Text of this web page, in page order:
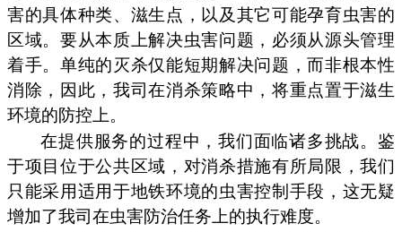
害的具体种类、滋生点，以及其它可能孕育虫害的
区域。要从本质上解决虫害问题，必须从源头管理
着手。单纯的灭杀仅能短期解决问题，而非根本性
消除，因此，我司在消杀策略中，将重点置于滋生
环境的防控上。
在提供服务的过程中，我们面临诸多挑战。鉴
于项目位于公共区域，对消杀措施有所局限，我们
只能采用适用于地铁环境的虫害控制手段，这无疑
增加了我司在虫害防治任务上的执行难度。